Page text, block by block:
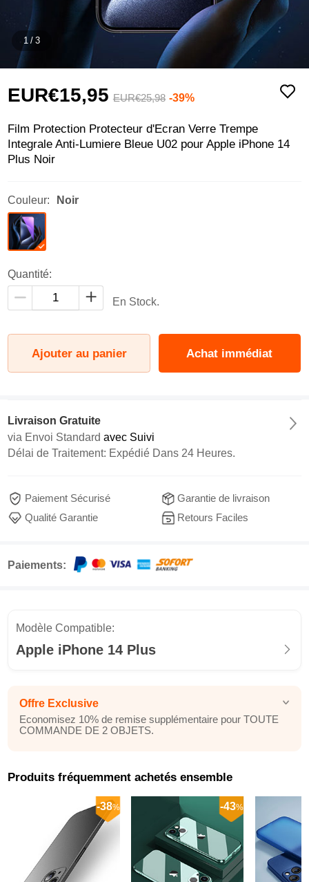
1 / 3
EUR€15,95 EUR€25,98 -39%
Film Protection Protecteur d'Ecran Verre Trempe
Integrale Anti-Lumiere Bleue U02 pour Apple iPhone 14
Plus Noir
Couleur: Noir
Quantité:
En Stock.
Ajouter au panier Achat immédiat
Livraison Gratuite
via Envoi Standard avec Suivi
Délai de Traitement: Expédié Dans 24 Heures.
Paiement Sécurisé
Garantie de livraison
Qualité Garantie
Retours Faciles
Paiements:
Modèle Compatible:
Apple iPhone 14 Plus
Offre Exclusive
Economisez 10% de remise supplémentaire pour TOUTE
COMMANDE DE 2 OBJETS.
Produits fréquemment achetés ensemble
-38% -43%